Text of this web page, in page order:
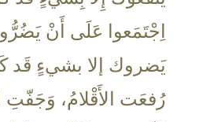
اِجْتَمَعوا عَلَى أَنْ
يَضروك إلا بشيءٍ قَد
رُفعَت الأَقْلامُ،